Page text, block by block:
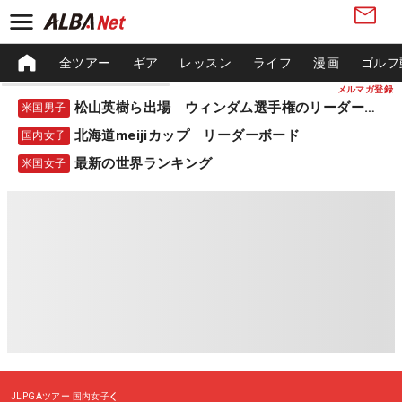
メルマガ登録
全ツアー ギア レッスン ライフ 漫画 ゴル
米国男子 松山英樹ら出場 ウィンダム選手権のリーダーボード
国内女子 北海道meijiカップ リーダーボード
米国女子 最新の世界ランキング
JLPGAツアー 国内女子